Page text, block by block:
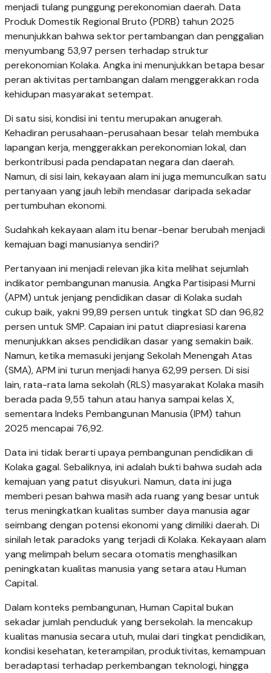
menjadi tulang punggung perekonomian daerah. Data
Produk Domestik Regional Bruto (PDRB) tahun 2025
menunjukkan bahwa sektor pertambangan dan penggalian
menyumbang 53,97 persen terhadap struktur
perekonomian Kolaka. Angka ini menunjukkan betapa besar
peran aktivitas pertambangan dalam menggerakkan roda
kehidupan masyarakat setempat.
Di satu sisi, kondisi ini tentu merupakan anugerah.
Kehadiran perusahaan-perusahaan besar telah membuka
lapangan kerja, menggerakkan perekonomian lokal, dan
berkontribusi pada pendapatan negara dan daerah.
Namun, di sisi lain, kekayaan alam ini juga memunculkan satu
pertanyaan yang jauh lebih mendasar daripada sekadar
pertumbuhan ekonomi.
Sudahkah kekayaan alam itu benar-benar berubah menjadi
kemajuan bagi manusianya sendiri?
Pertanyaan ini menjadi relevan jika kita melihat sejumlah
indikator pembangunan manusia. Angka Partisipasi Murni
(APM) untuk jenjang pendidikan dasar di Kolaka sudah
cukup baik, yakni 99,89 persen untuk tingkat SD dan 96,82
persen untuk SMP. Capaian ini patut diapresiasi karena
menunjukkan akses pendidikan dasar yang semakin baik.
Namun, ketika memasuki jenjang Sekolah Menengah Atas
(SMA), APM ini turun menjadi hanya 62,99 persen. Di sisi
lain, rata-rata lama sekolah (RLS) masyarakat Kolaka masih
berada pada 9,55 tahun atau hanya sampai kelas X,
sementara Indeks Pembangunan Manusia (IPM) tahun
2025 mencapai 76,92.
Data ini tidak berarti upaya pembangunan pendidikan di
Kolaka gagal. Sebaliknya, ini adalah bukti bahwa sudah ada
kemajuan yang patut disyukuri. Namun, data ini juga
memberi pesan bahwa masih ada ruang yang besar untuk
terus meningkatkan kualitas sumber daya manusia agar
seimbang dengan potensi ekonomi yang dimiliki daerah. Di
sinilah letak paradoks yang terjadi di Kolaka. Kekayaan alam
yang melimpah belum secara otomatis menghasilkan
peningkatan kualitas manusia yang setara atau Human
Capital.
Dalam konteks pembangunan, Human Capital bukan
sekadar jumlah penduduk yang bersekolah. Ia mencakup
kualitas manusia secara utuh, mulai dari tingkat pendidikan,
kondisi kesehatan, keterampilan, produktivitas, kemampuan
beradaptasi terhadap perkembangan teknologi, hingga